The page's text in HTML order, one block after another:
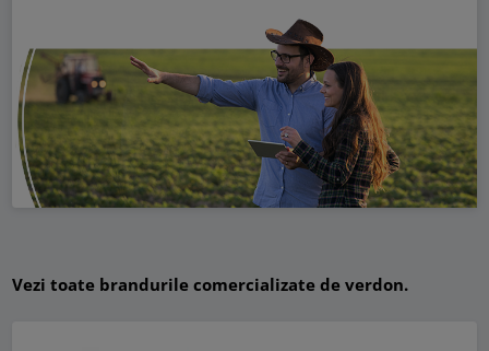
Vezi toate brandurile comercializate de verdon.